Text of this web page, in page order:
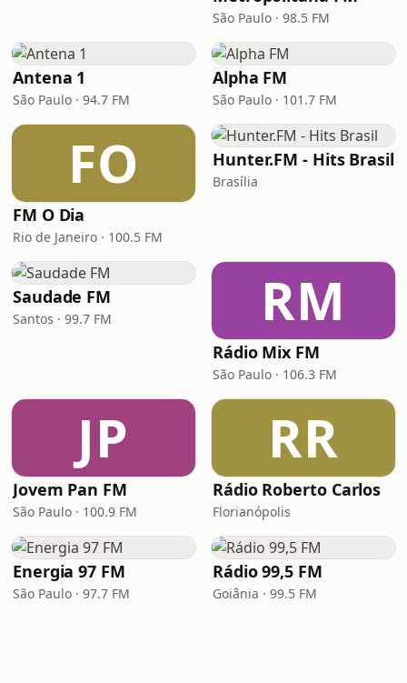
São Paulo · 98.5 FM
Antena 1
São Paulo · 94.7 FM
Alpha FM
São Paulo · 101.7 FM
FO
FM O Dia
Rio de Janeiro · 100.5 FM
Hunter.FM - Hits Brasil
Brasília
Saudade FM
Santos · 99.7 FM RM
Rádio Mix FM
São Paulo · 106.3 FM
JP
Jovem Pan FM
São Paulo · 100.9 FM
RR
Rádio Roberto Carlos
Florianópolis
Energia 97 FM
São Paulo · 97.7 FM
Rádio 99,5 FM
Goiânia · 99.5 FM